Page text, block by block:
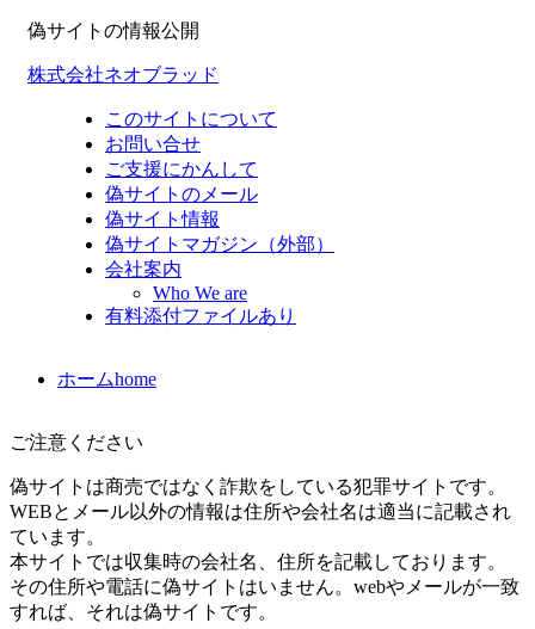
偽サイトの情報公開
株式会社ネオブラッド
このサイトについて
お問い合せ
ご支援にかんして
偽サイトのメール
偽サイト情報
偽サイトマガジン（外部）
会社案内
Who We are
有料添付ファイルあり
ホームhome
ご注意ください
偽サイトは商売ではなく詐欺をしている犯罪サイトです。
WEBとメール以外の情報は住所や会社名は適当に記載され
ています。
本サイトでは収集時の会社名、住所を記載しております。
その住所や電話に偽サイトはいません。webやメールが一致
すれば、それは偽サイトです。